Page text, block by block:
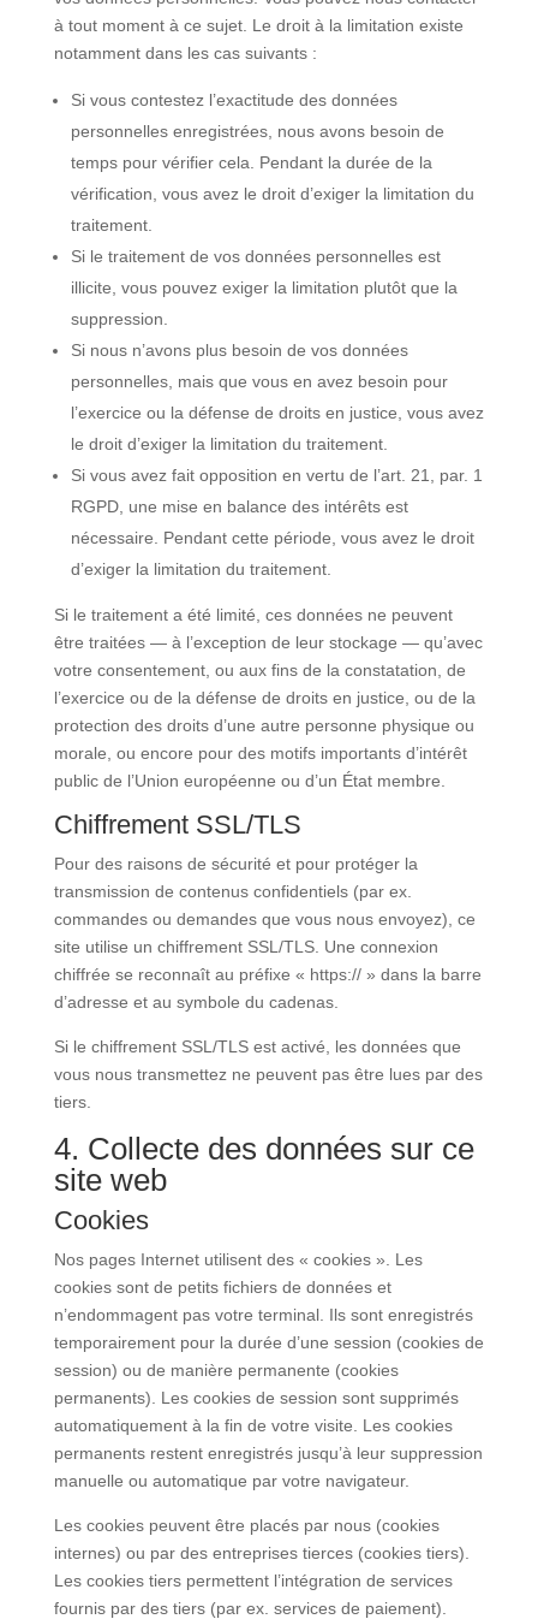
à tout moment à ce sujet. Le droit à la limitation existe
notamment dans les cas suivants :
Si vous contestez l’exactitude des données
personnelles enregistrées, nous avons besoin de
temps pour vérifier cela. Pendant la durée de la
vérification, vous avez le droit d’exiger la limitation du
traitement.
Si le traitement de vos données personnelles est
illicite, vous pouvez exiger la limitation plutôt que la
suppression.
Si nous n’avons plus besoin de vos données
personnelles, mais que vous en avez besoin pour
l’exercice ou la défense de droits en justice, vous avez
le droit d’exiger la limitation du traitement.
Si vous avez fait opposition en vertu de l’art. 21, par. 1
RGPD, une mise en balance des intérêts est
nécessaire. Pendant cette période, vous avez le droit
d’exiger la limitation du traitement.
Si le traitement a été limité, ces données ne peuvent
être traitées — à l’exception de leur stockage — qu’avec
votre consentement, ou aux fins de la constatation, de
l’exercice ou de la défense de droits en justice, ou de la
protection des droits d’une autre personne physique ou
morale, ou encore pour des motifs importants d’intérêt
public de l’Union européenne ou d’un État membre.
Chiffrement SSL/TLS
Pour des raisons de sécurité et pour protéger la
transmission de contenus confidentiels (par ex.
commandes ou demandes que vous nous envoyez), ce
site utilise un chiffrement SSL/TLS. Une connexion
chiffrée se reconnaît au préfixe « https:// » dans la barre
d’adresse et au symbole du cadenas.
Si le chiffrement SSL/TLS est activé, les données que
vous nous transmettez ne peuvent pas être lues par des
tiers.
4. Collecte des données sur ce
site web
Cookies
Nos pages Internet utilisent des « cookies ». Les
cookies sont de petits fichiers de données et
n’endommagent pas votre terminal. Ils sont enregistrés
temporairement pour la durée d’une session (cookies de
session) ou de manière permanente (cookies
permanents). Les cookies de session sont supprimés
automatiquement à la fin de votre visite. Les cookies
permanents restent enregistrés jusqu’à leur suppression
manuelle ou automatique par votre navigateur.
Les cookies peuvent être placés par nous (cookies
internes) ou par des entreprises tierces (cookies tiers).
Les cookies tiers permettent l’intégration de services
fournis par des tiers (par ex. services de paiement).